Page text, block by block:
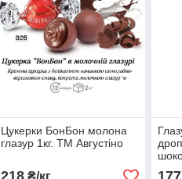
Цукерки БонБон молона
глазур 1кг. ТМ Августіно